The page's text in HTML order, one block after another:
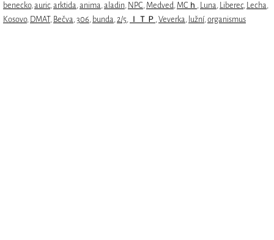
benecko,auric,arktida,anima,aladin, NPC, Medved, MCｈ , Luna, Liberec, Lecha,
Kosovo, DMAT, Bečva,306, bunda,2/5, ＩＴＰ ,Veverka, lužní,organismus